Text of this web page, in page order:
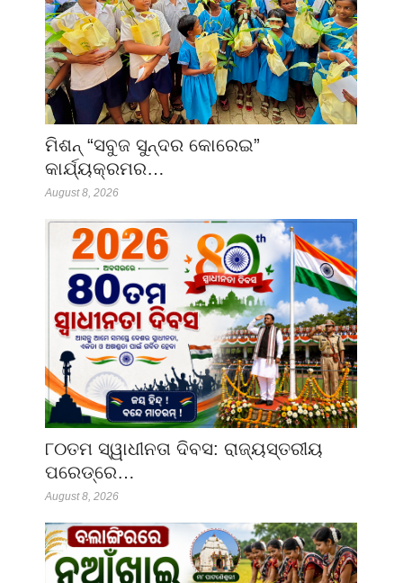
ମିଶନ୍ “ସବୁଜ ସୁନ୍ଦର କୋରେଇ”
କାର୍ଯ୍ୟକ୍ରମର…
August 8, 2026
୮୦ତମ ସ୍ୱାଧୀନତା ଦିବସ: ରାଜ୍ୟସ୍ତରୀୟ
ପରେଡ୍‌ରେ…
August 8, 2026